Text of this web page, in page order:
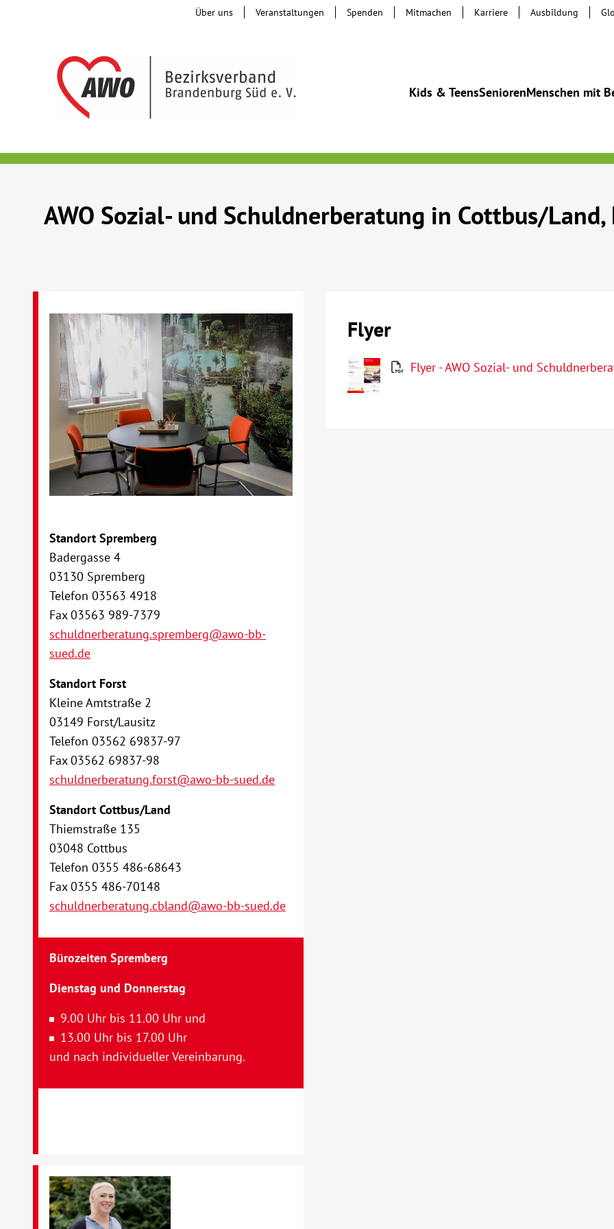
Kids & TeensSeniorenMenschen mit
Über uns Veranstaltungen Spenden Mitmachen Karriere Ausbildung
AWO Sozial- und Schuldnerberatung in Cottbus/
Flyer
Flyer - AWO Sozial- und
Standort Spremberg
Badergasse 4
03130 Spremberg
Telefon 03563 4918
Fax 03563 989-7379
schuldnerberatung.spremberg@awo-bb-
sued.de
Standort Forst
Kleine Amtstraße 2
03149 Forst/Lausitz
Telefon 03562 69837-97
Fax 03562 69837-98
schuldnerberatung.forst@awo-bb-sued.de
Standort Cottbus/Land
Thiemstraße 135
03048 Cottbus
Telefon 0355 486-68643
Fax 0355 486-70148
schuldnerberatung.cbland@awo-bb-sued.de
Bürozeiten Spremberg
Dienstag und Donnerstag
9.00 Uhr bis 11.00 Uhr und
13.00 Uhr bis 17.00 Uhr
und nach individueller Vereinbarung.